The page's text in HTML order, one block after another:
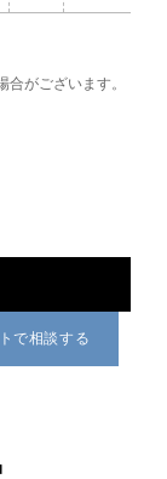
がございます。
で相談する